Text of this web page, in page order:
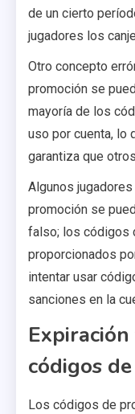
de un cierto
jugadores los
Otro concepto
promoción se
mayoría de los
uso por cuenta, lo
garantiza que
Algunos
promoción se
falso; los códigos
proporcionados
intentar usar
sanciones en la
códigos
Los códigos de